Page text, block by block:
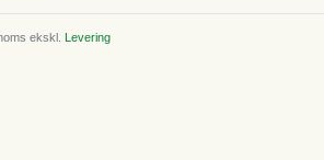
ekskl. Levering